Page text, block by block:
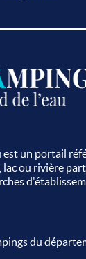
est un portail
lac ou rivière
du